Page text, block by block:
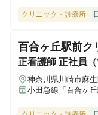
ルなし◎｜有給取
療のお仕事
准看護師 正社員（常
【病棟看護師】賞
やすさ◎｜地域密
クリニック・診療所
百合ヶ丘駅前ク
正看護師正社員（
神奈川県川崎市麻
小田急線「百合ヶ